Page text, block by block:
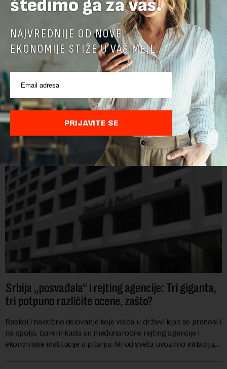
Kada će se Beograđani voziti u klimatizovanom
prevozu: Od 113 tramvaja, samo u 15 radi klima
Ovih dana nijedan od 30 tramvaja marke CAF ("Kaf") ne
učestvuje u beogradskom saobraćaju, pa GSP mora da se
oslanja na stara vozila bez klima uređaja, kažu za Novu
ekonomiju iz Sindikata Centar – GSP i Centr...
Srbija „posvađala“ i rejting agencije: Tri giganta,
tri potpuno različite ocene, zašto?
Raskol i haotično delovanje koje vlada u državi lepo se prenosi i
na spolja, barem kada su međunarodne rejting agencije i
ekonomske institucije u pitanju. Mi od sveta uvozimo inflaciju,
štedimo ga za vas.
NAJVREDNIJE OD NOVE
EKONOMIJE STIŽE U VAŠ MEJL.
PRIJAVITE SE